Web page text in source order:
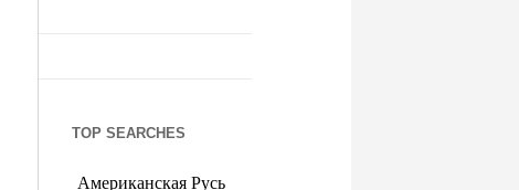
TOP SEARCHES
Американская Русь